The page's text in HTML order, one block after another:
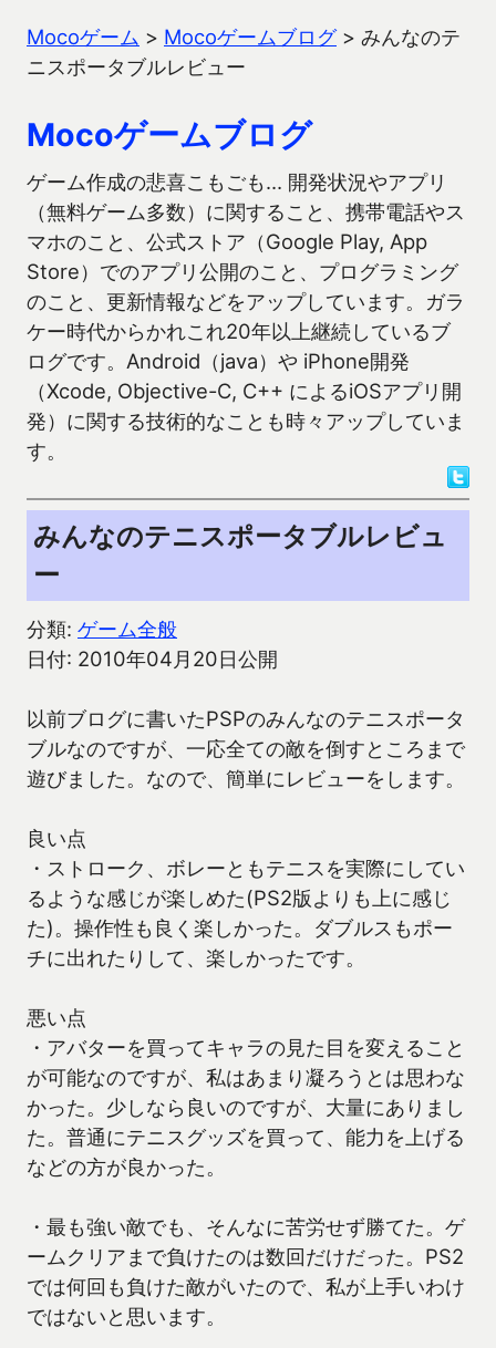
Mocoゲーム > Mocoゲームブログ> みんなのテ
ニスポータブルレビュー
Mocoゲームブログ
ゲーム作成の悲喜こもごも… 開発状況やアプリ
（無料ゲーム多数）に関すること、携帯電話やス
マホのこと、公式ストア（Google Play, App
Store）でのアプリ公開のこと、プログラミング
のこと、更新情報などをアップしています。ガラ
ケー時代からかれこれ20年以上継続しているブ
ログです。Android（java）や iPhone開発
（Xcode, Objective-C, C++ によるiOSアプリ開
発）に関する技術的なことも時々アップしていま
す。
みんなのテニスポータブルレビュ
ー
分類: ゲーム全般
日付: 2010年04月20日公開
以前ブログに書いたPSPのみんなのテニスポータ
ブルなのですが、一応全ての敵を倒すところまで
遊びました。なので、簡単にレビューをします。
良い点
・ストローク、ボレーともテニスを実際にしてい
るような感じが楽しめた(PS2版よりも上に感じ
た)。操作性も良く楽しかった。ダブルスもポー
チに出れたりして、楽しかったです。
悪い点
・アバターを買ってキャラの見た目を変えること
が可能なのですが、私はあまり凝ろうとは思わな
かった。少しなら良いのですが、大量にありまし
た。普通にテニスグッズを買って、能力を上げる
などの方が良かった。
・最も強い敵でも、そんなに苦労せず勝てた。ゲ
ームクリアまで負けたのは数回だけだった。PS2
では何回も負けた敵がいたので、私が上手いわけ
ではないと思います。